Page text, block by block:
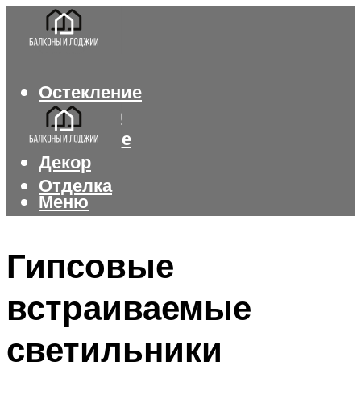
Остекление
Интерьер
Утепление
Декор
Отделка
Меню
Гипсовые
встраиваемые
светильники